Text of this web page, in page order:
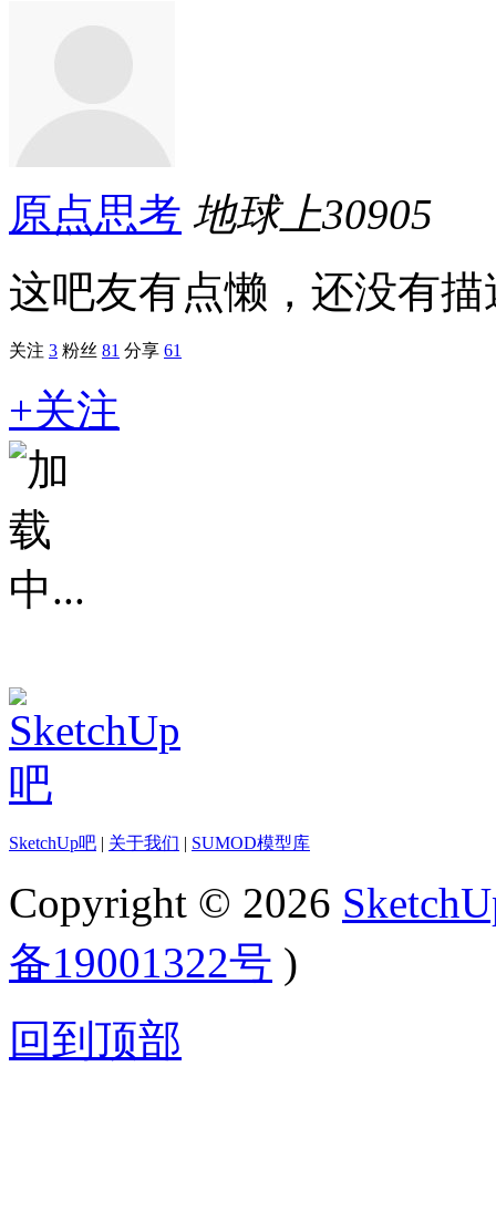
原点思考 地球上30905
这吧友有点懒，还没有描
关注 3 粉丝 81 分享 61
+关注
SketchUp吧 | 关于我们 | SUMOD模型库
Copyright © 2026
备19001322号 )
回到顶部